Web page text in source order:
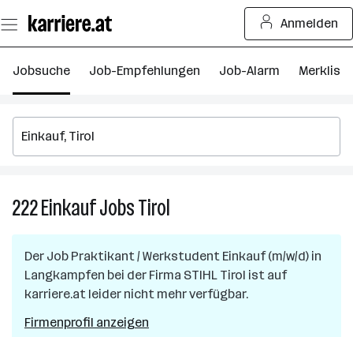
Seiteninhalt
springen
Anmelden
Jobsuche Job-Empfehlungen Job-Alarm Merkliste
222EinkaufJobsTirol
in
Tirol
Der Job Praktikant / Werkstudent Einkauf (m/w/d) in
Langkampfen bei der Firma STIHL Tirol ist auf
karriere.at leider nicht mehr verfügbar.
Firmenprofil anzeigen